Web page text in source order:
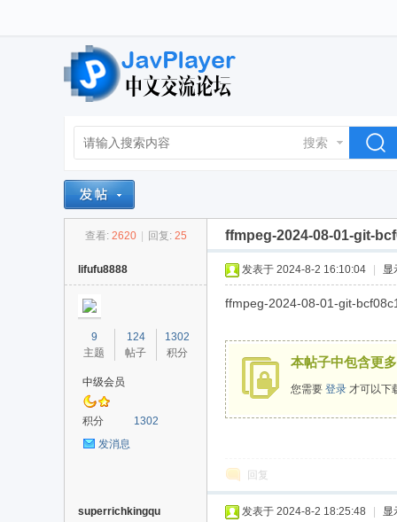
搜索
查看: 2620 回复: 25 ffmpeg-2024-08-01-git-
lifufu8888
9
主题
124
帖子
1302
积分
中级会员
积分
1302
发消息
发表于 2024-8-2 16:10:04 显
ffmpeg-2024-08-01-git-
本帖子中包含更
您需要 登录 才可以下
回复
superrichkingqu 发表于 2024-8-2 18:25:48 显